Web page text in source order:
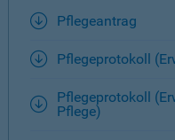
Pflegeantrag
Pflegeprotokoll
Pflegeprotokoll
Pflege)